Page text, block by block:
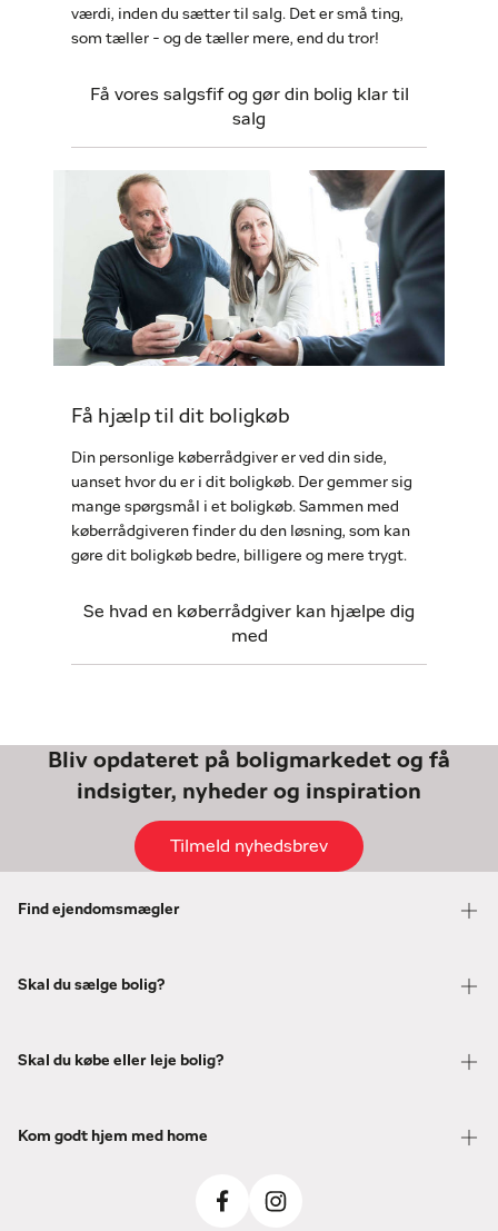
værdi, inden du sætter til salg. Det er små ting,
som tæller - og de tæller mere, end du tror!
Få vores salgsfif og gør din bolig klar til
salg
Få hjælp til dit boligkøb
Din personlige køberrådgiver er ved din side,
uanset hvor du er i dit boligkøb. Der gemmer sig
mange spørgsmål i et boligkøb. Sammen med
køberrådgiveren finder du den løsning, som kan
gøre dit boligkøb bedre, billigere og mere trygt.
Se hvad en køberrådgiver kan hjælpe dig
med
Bliv opdateret på boligmarkedet og få
indsigter, nyheder og inspiration
Tilmeld nyhedsbrev
Find ejendomsmægler
Skal du sælge bolig?
Skal du købe eller leje bolig?
Kom godt hjem med home